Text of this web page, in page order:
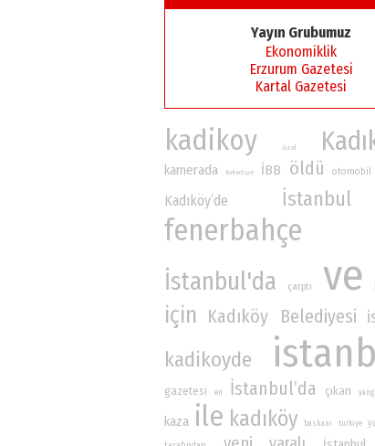
Yayın Grubumuz
Ekonomiklik
Erzurum Gazetesi
Kartal Gazetesi
kadikoy özel
kamerada Belediye İBB öldü otomobil
Kadıköy’de İstanbul
fenerbahçe
İstanbul'da çarptı ve
için Kadıköy Belediyesi
kadikoyde
gazetesi en İstanbul’da çıkan
kaza ile kadıköy baskani turkiye